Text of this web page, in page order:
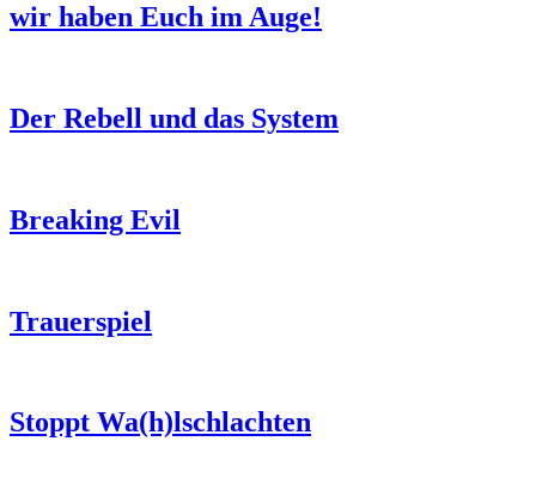
wir haben Euch im Auge!
Der Rebell und das System
Breaking Evil
Trauerspiel
Stoppt Wa(h)lschlachten